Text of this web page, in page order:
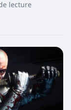
lecture